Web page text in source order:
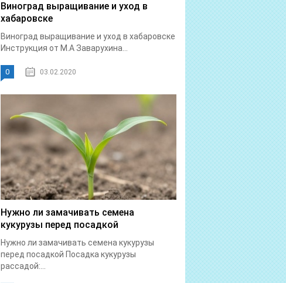
Виноград выращивание и уход в
хабаровске
Виноград выращивание и уход в хабаровске
Инструкция от М.А Заварухина...
0 03.02.2020
Нужно ли замачивать семена
кукурузы перед посадкой
Нужно ли замачивать семена кукурузы
перед посадкой Посадка кукурузы
рассадой:...